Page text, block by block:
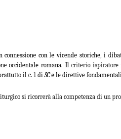
con le vicende storiche, i
occidentale romana. Il criterio ispiratore
il c. 1 diSCe le direttive
si ricorrerà alla competenza di un